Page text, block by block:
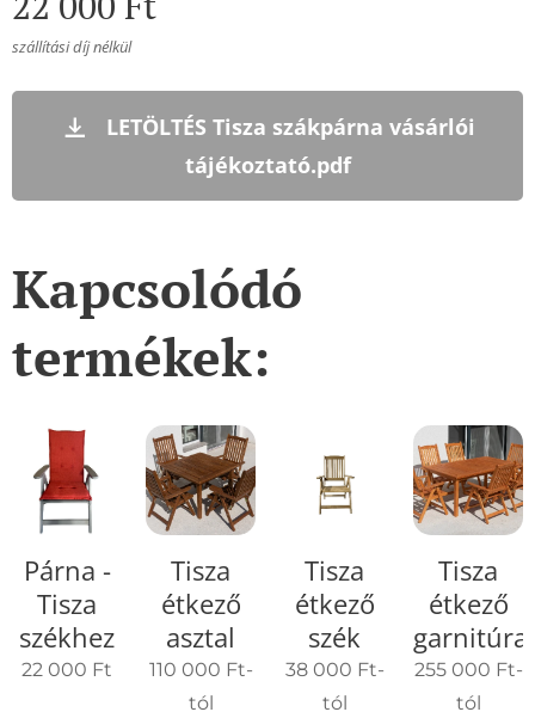
szállítási díj nélkül
LETÖLTÉS Tisza szákpárna vásárlói
tájékoztató.pdf
Kapcsolódó
termékek:
Párna -
Tisza
székhez
22 000 Ft
Tisza
étkező
asztal
110 000 Ft-
tól
Tisza
étkező
szék
38 000 Ft-
tól
Tisza
étkező
garnitúra
255 000 Ft-
tól